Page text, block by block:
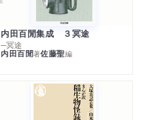
内田百閒集成 ３冥途
─冥途
内田百閒著佐藤聖編